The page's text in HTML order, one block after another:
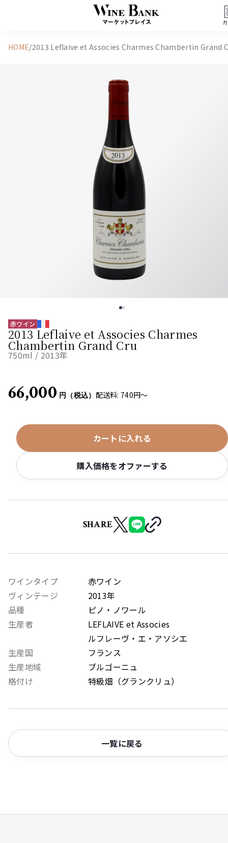
HOME/2013 Leflaive et Associes Charmes Chambertin Grand
赤ワイン
2013 Leflaive et Associes Charmes
Chambertin Grand Cru
750ml / 2013年
66,000 円（税込） 配送料: 740円〜
カートに入れる
購入価格をオファーする
SHARE
ワインタイプ
赤ワイン
ヴィンテージ
2013年
品種
ピノ・ノワール
生産者
LEFLAIVE et Associes
ルフレーヴ・エ・アソシエ
生産国
フランス
生産地域
ブルゴーニュ
格付け
特級畑（グランクリュ）
一覧に戻る